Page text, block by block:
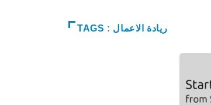
TAGS : ريادة الاعمال